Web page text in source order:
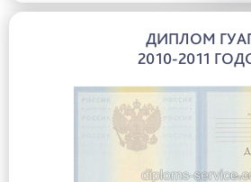
ДИПЛОМ
2010-2011